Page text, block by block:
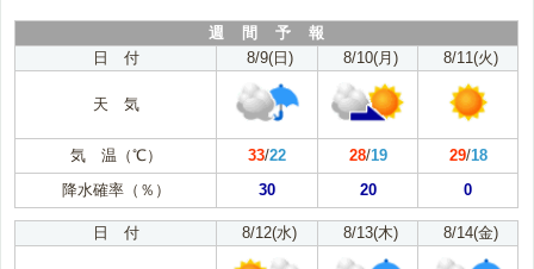
週 間 予 報
日 付
8/9(日) 8/10(月) 8/11(火)
天 気
気 温（℃） 33/22 28/19 29/18
降水確率（％）
30 20 0
日 付 8/12(水) 8/13(木) 8/14(金)